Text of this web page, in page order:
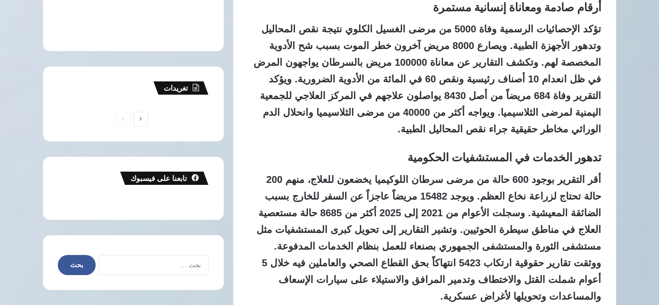
أرقام صادمة ومعاناة إنسانية مستمرة
تؤكد الإحصائيات الرسمية وفاة 5000 من مرضى الغسيل الكلوي نتيجة نقص المحاليل
وتدهور الأجهزة الطبية. ويصارع 8000 مريض آخرون خطر الموت بسبب شح الأدوية
المخصصة لهم. وتكشف التقارير عن معاناة 100000 مريض بالسرطان يواجهون المرض
في ظل انعدام 10 أصناف رئيسية ونقص 60 في المائة من الأدوية الضرورية. ويؤكد
التقرير وفاة 684 مريضاً من أصل 8430 يواصلون علاجهم في المركز العلاجي للجمعية
اليمنية لمرضى الثلاسيميا. ويواجه أكثر من 40000 من مرضى الثلاسيميا وانحلال الدم
الوراثي مخاطر حقيقية جراء نقص المحاليل الطبية.
تدهور الخدمات في المستشفيات الحكومية
أقر التقرير بوجود 600 حالة من مرضى سرطان اللوكيميا يخضعون للعلاج، منهم 200
حالة تحتاج لزراعة نخاع العظم. ويوجد 15482 مريضاً عاجزاً عن السفر للخارج بسبب
الضائقة المعيشية. وسجلت الأعوام من 2021 إلى 2025 أكثر من 8685 حالة مستعصية
العلاج في مناطق سيطرة الحوثيين. وتشير التقارير إلى تحويل كبرى المستشفيات مثل
مستشفى الثورة والمستشفى الجمهوري بصنعاء للعمل بنظام الخدمات المدفوعة.
ووثقت تقارير حقوقية ارتكاب 5423 انتهاكاً بحق القطاع الصحي والعاملين فيه خلال 5
أعوام شملت القتل والاختطاف وتدمير المرافق والاستيلاء على سيارات الإسعاف
والمساعدات وتحويلها لأغراض عسكرية.
تغريدات
الصفحةالصفحة
تابعنا على فيسبوك
البحث
عن: